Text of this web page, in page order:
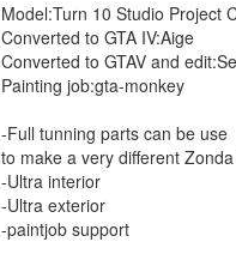
Model:Turn 10 Studio Project
Converted to GTA IV:Aige
Converted to GTAV and
Painting job:gta-monkey
-Full tunning parts can be use
to make a very different
-Ultra interior
-Ultra exterior
-paintjob support